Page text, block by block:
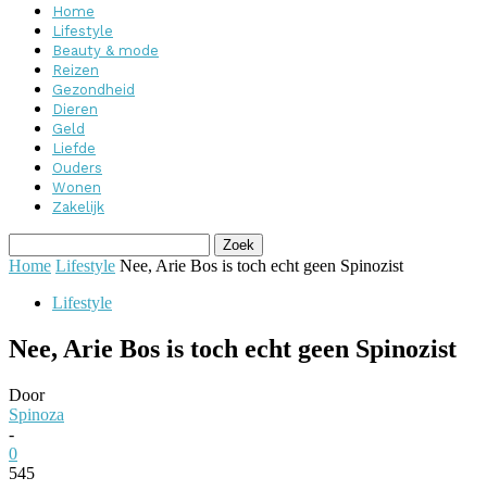
Home
Lifestyle
Beauty & mode
Reizen
Gezondheid
Dieren
Geld
Liefde
Ouders
Wonen
Zakelijk
Home Lifestyle Nee, Arie Bos is toch echt geen Spinozist
Lifestyle
Nee, Arie Bos is toch echt geen Spinozist
Door
Spinoza
-
0
545